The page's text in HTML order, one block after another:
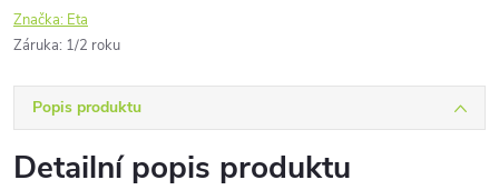
Značka: Eta
Záruka: 1/2 roku
Popis produktu
Detailní popis produktu